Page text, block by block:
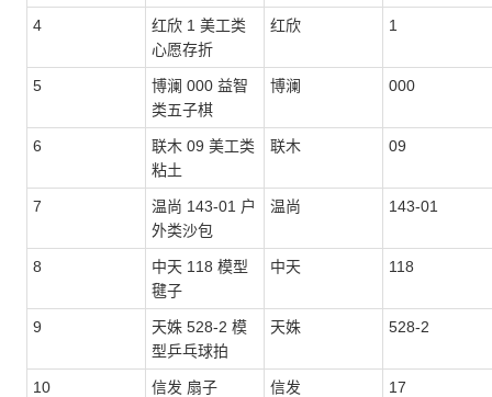
4
红欣 1 美工类
心愿存折
红欣 1
5
博澜 000 益智
类五子棋
博澜 000
6
联木 09 美工类
粘土
联木 09
7
温尚 143-01 户
外类沙包
温尚 143-01
8
中天 118 模型
毽子
中天 118
9
天姝 528-2 模
型乒乓球拍
天姝 528-2
10 信发 扇子 信发 17